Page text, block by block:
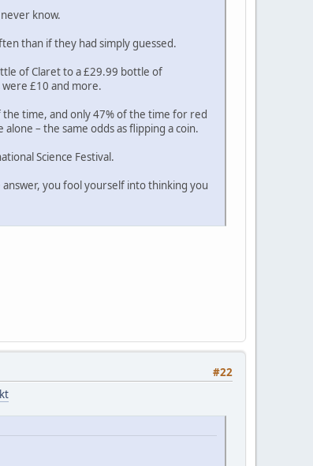
know.
than if they had simply guessed.
of Claret to a £29.99 bottle of
were £10 and more.
time, and only 47% of the time for red
– the same odds as flipping a coin.
Science Festival.
you fool yourself into thinking you
#22